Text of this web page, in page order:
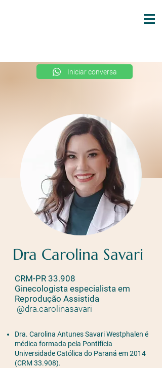
Iniciar conversa
Dra Carolina Savari
CRM-PR 33.908
Ginecologista especialista em
Reprodução Assistida
@dra.carolinasavari
Dra. Carolina Antunes Savari Westphalen é
médica formada pela Pontifícia
Universidade Católica do Paraná em 2014
(CRM 33.908). ⠀